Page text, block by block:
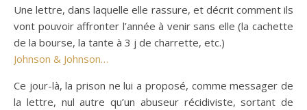
Une lettre, dans laquelle elle rassure, et décrit comment ils
vont pouvoir affronter l’année à venir sans elle (la cachette
de la bourse, la tante à 3 j de charrette, etc.)
Johnson & Johnson…
Ce jour-là, la prison ne lui a proposé, comme messager de
la lettre, nul autre qu’un abuseur récidiviste, sortant de